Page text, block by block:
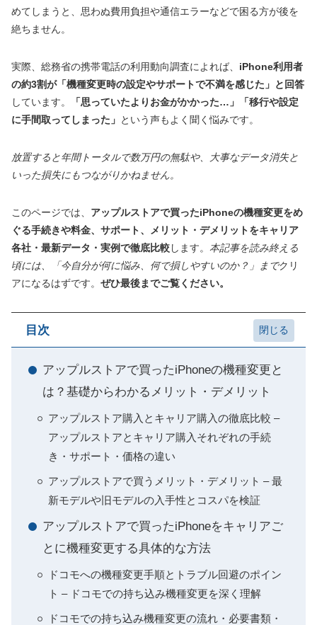
めてしまうと、思わぬ費用負担や通信エラーなどで困る方が後を
絶ちません。
実際、総務省の携帯電話の利用動向調査によれば、 iPhone利用者
の約3割が「機種変更時の設定やサポートで不満を感じた」と回答
しています。
「思っていたよりお金がかかった…」「移行や設定
に手間取ってしまった」 という声もよく聞く悩みです。
放置すると年間トータルで数万円の無駄や、大事なデータ消失と
いった損失にもつながりかねません。
このページでは、 アップルストアで買ったiPhoneの機種変更をめ
ぐる手続きや料金、サポート、メリット・デメリットをキャリア
各社・最新データ・実例で徹底比較します。 本記事を読み終える
頃には、「今自分が何に悩み、何で損しやすいのか？」までクリ
アになるはずです。 ぜひ最後までご覧ください。
目次
アップルストアで買ったiPhoneの機種変更と
は？基礎からわかるメリット・デメリット
アップルストア購入とキャリア購入の徹底比較 –
アップルストアとキャリア購入それぞれの手続
き・サポート・価格の違い
アップルストアで買うメリット・デメリット – 最
新モデルや旧モデルの入手性とコスパを検証
アップルストアで買ったiPhoneをキャリアご
とに機種変更する具体的な方法
ドコモへの機種変更手順とトラブル回避のポイン
ト – ドコモでの持ち込み機種変更を深く理解
ドコモでの持ち込み機種変更の流れ・必要書類・